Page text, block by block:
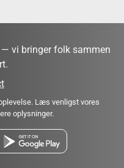
vi bringer folk sammen
Læs venligst vores
oplysninger.